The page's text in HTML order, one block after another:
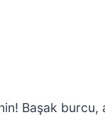
Başak burcu,